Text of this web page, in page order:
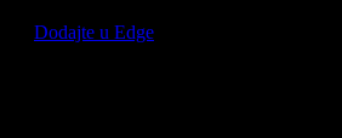
Dodajte u Edge